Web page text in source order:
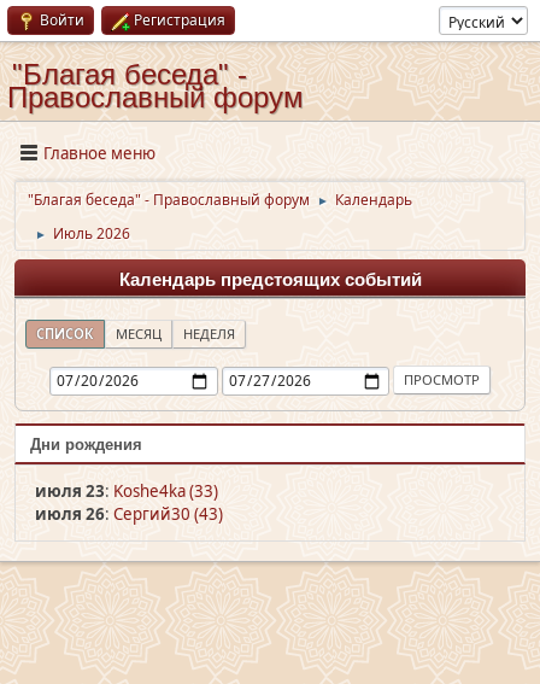
Войти Регистрация
"Благая беседа" -
Православный форум
Главное меню
"Благая беседа" - Православный форум ► Календарь
► Июль 2026
Календарь предстоящих событий
СПИСОК МЕСЯЦ НЕДЕЛЯ
Дни рождения
июля 23: Koshe4ka (33)
июля 26: Сергий30 (43)